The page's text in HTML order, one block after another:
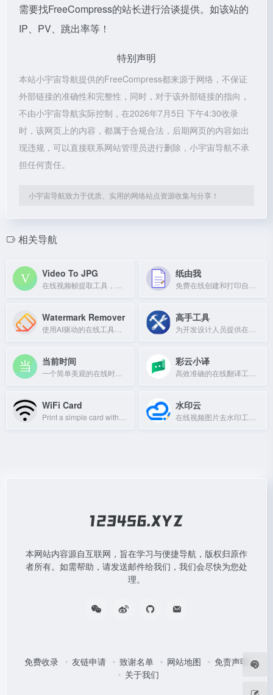
需要找FreeCompress的站长进行洽谈提供。如该站的
IP、PV、跳出率等！
特别声明
本站小宇宙导航提供的FreeCompress都来源于网络，不保证
外部链接的准确性和完整性，同时，对于该外部链接的指向，
不由小宇宙导航实际控制，在2026年7月5日 下午4:30收录
时，该网页上的内容，都属于合规合法，后期网页的内容如出
现违规，可以直接联系网站管理员进行删除，小宇宙导航不承
担任何责任。
小宇宙导航致力于优质、实用的网络站点资源收集与分享！
相关导航
Video To JPG 纸由我
Watermark Remover 高手工具
当前时间 彩云小译
WiFi Card 水印云
本网站内容源自互联网，旨在学习与便捷导航，版权归原作
者所有。如需帮助，请发送邮件给我们，我们会尽快为您处
理。
免费收录 友链申请 致谢名单 网站地图
免责声明
关于我们